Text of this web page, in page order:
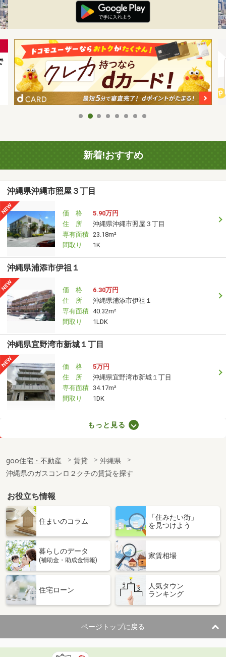
新着!おすすめ
沖縄県沖縄市照屋３丁目
価 格
5.90万円
住 所
沖縄県沖縄市照屋３丁目
専有面積 23.18m²
間取り
1K
沖縄県浦添市伊祖１
価 格
6.30万円
住 所
沖縄県浦添市伊祖１
専有面積 40.32m²
間取り
1LDK
沖縄県宜野湾市新城１丁目
価 格
5万円
住 所
沖縄県宜野湾市新城１丁目
専有面積 34.17m²
間取り
1DK
沖縄県宜野湾市新城１丁目
専有面積
34.17m²
間取り
1DK
沖縄県中頭郡読谷村字喜名
価 格
7.20万円
沖縄県中頭郡読谷村字喜名
専有面積 50.3m²
間取り
沖縄県中頭郡北中城村字島袋
住 所
沖縄県中頭郡北中城村字島袋
専有面積 51m²
間取り
2DK
沖縄県浦添市城間２丁目
もっと見る
goo住宅・不動産 賃貸
沖縄県
沖縄県のガスコンロ２クチの賃貸を探す
お役立ち情報
住まいのコラム
「住みたい街」
を見つけよう
暮らしのデータ
(補助金・助成金情報)
家賃相場
住宅ローン
人気タウン
ランキング
ページトップに戻る